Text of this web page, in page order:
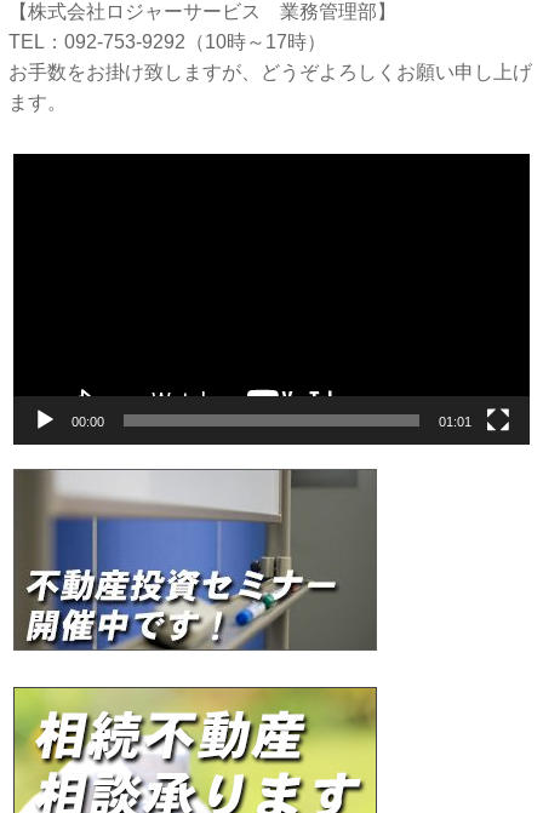
【株式会社ロジャーサービス 業務管理部】
TEL：092-753-9292（10時～17時）
お手数をお掛け致しますが、どうぞよろしくお願い申し上げ
ます。
00:00 01:01